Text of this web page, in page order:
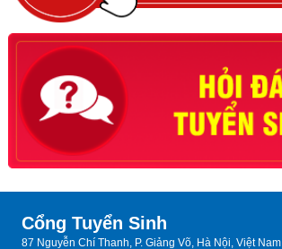
Cổng Tuyển Sinh
87 Nguyễn Chí Thanh, P. Giảng Võ, Hà Nội, Việt Nam